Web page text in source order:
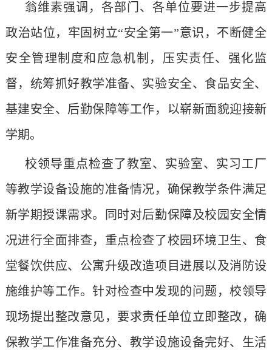
翁维素强调，各部门、各单位要进一步提高
政治站位，牢固树立“安全第一”意识，不断健全
安全管理制度和应急机制，压实责任、强化监
督，统筹抓好教学准备、实验安全、食品安全、
基建安全、后勤保障等工作，以崭新面貌迎接新
学期。
校领导重点检查了教室、实验室、实习工厂
等教学设备设施的准备情况，确保教学条件满足
新学期授课需求。同时对后勤保障及校园安全情
况进行全面排查，重点检查了校园环境卫生、食
堂餐饮供应、公寓升级改造项目进展以及消防设
施维护等工作。针对检查中发现的问题，校领导
现场提出整改意见，要求责任单位立即整改，确
保教学工作准备充分、教学设施设备完好、生活